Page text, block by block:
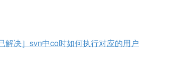
已解决］svn中co时如何执行对应的用户